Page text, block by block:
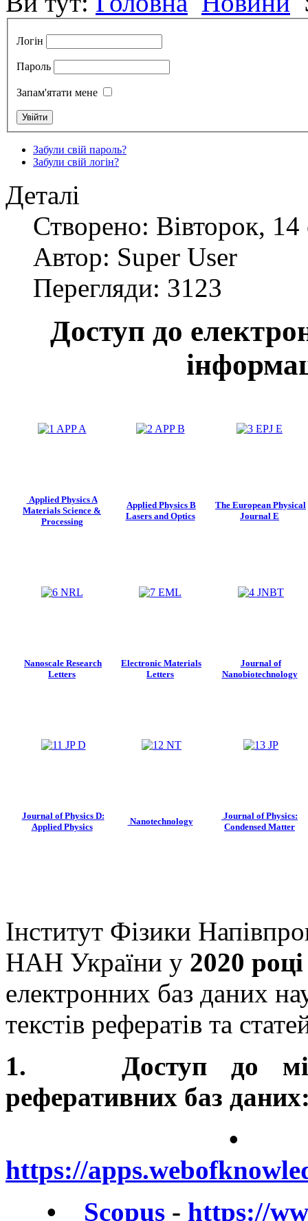
Логін
Пароль
Запам'ятати мене
Забули свій пароль?
Забули свій логін?
Деталі
Створено: Вівторок,
Автор: Super User
Перегляди: 3123
Доступ до
Applied Physics A
Materials Science &
Processing
Applied Physics B
Lasers and Optics
The European Physical
Journal E
Nanoscale Research
Letters
Electronic Materials
Letters
Journal of
Nanobiotechnology
Journal of Physics D:
Applied Physics
Nanotechnology
Journal of Physics:
Condensed Matter
Інститут Фізики
НАН України у 2020 році
електронних баз даних
текстів рефератів та
1. Доступ до
реферативних баз
https://
• Scopus - https://